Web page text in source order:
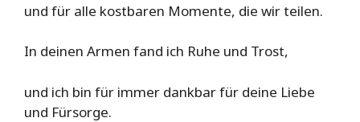
und für alle kostbaren Momente, die wir teilen.
In deinen Armen fand ich Ruhe und Trost,
und ich bin für immer dankbar für deine Liebe
und Fürsorge.